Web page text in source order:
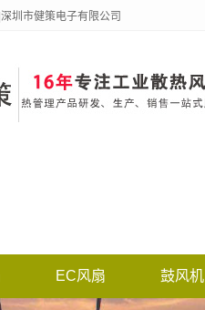
圳市健策电子有限公司
EC风扇 鼓风机